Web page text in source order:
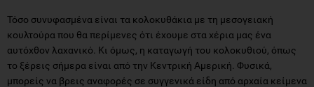
Τόσο συνυφασμένα είναι τα κολοκυθάκια με τη μεσογειακή
κουλτούρα που θα περίμενες ότι έχουμε στα χέρια μας ένα
αυτόχθον λαχανικό. Κι όμως, η καταγωγή του κολοκυθιού, όπως
το ξέρεις σήμερα είναι από την Κεντρική Αμερική. Φυσικά,
μπορείς να βρεις αναφορές σε συγγενικά είδη από αρχαία κείμενα